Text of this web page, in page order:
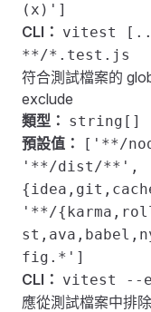
(x)']
CLI： vitest
**/*.test.js
符合測試檔案的
exclude
類型： string[]
預設值：
['**/
'**/dist/**',
'**/
fig.*']
CLI： vitest --
應從測試檔案中排